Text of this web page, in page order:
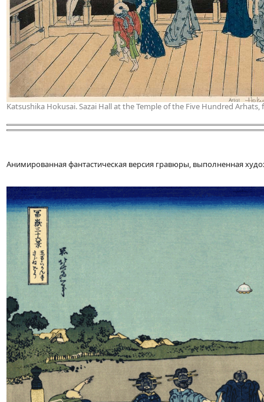
Katsushika Hokusai. Sazai Hall at the Temple of the Five Hundred
Анимированная фантастическая версия гравюры, выполненная